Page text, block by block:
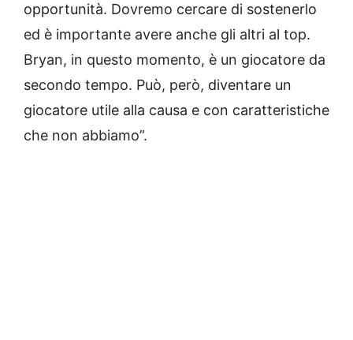
opportunità. Dovremo cercare di sostenerlo
ed è importante avere anche gli altri al top.
Bryan, in questo momento, è un giocatore da
secondo tempo. Può, però, diventare un
giocatore utile alla causa e con caratteristiche
che non abbiamo”.